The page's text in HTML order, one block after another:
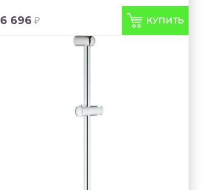
6 696